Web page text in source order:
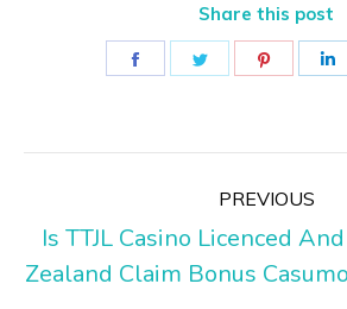
Share this post
Share
Share
navigation
PREVIOUS
Previous
post:
Is TTJL Casino Licenced
Zealand Claim Bonus